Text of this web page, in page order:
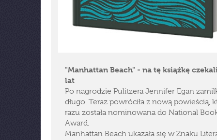
"Manhattan Beach" - na tę książkę
lat
Po nagrodzie Pulitzera Jennifer Egan
długo. Teraz powróciła z nową powieścią,
razu została nominowana do National
Award.
Manhattan Beach ukazała się w Znaku